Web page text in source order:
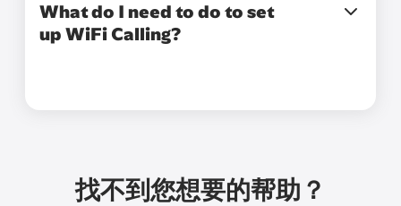
What do I need to do to set
up WiFi Calling?
找不到您想要的帮助？